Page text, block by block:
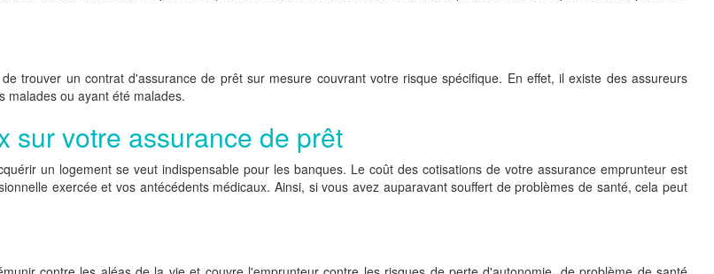
trouver un contrat d'assurance de prêt sur mesure couvrant votre risque spécifique. En effet, il existe des assureurs
malades ou ayant été malades.
sur votre assurance de prêt
un logement se veut indispensable pour les banques. Le coût des cotisations de votre assurance emprunteur est
exercée et vos antécédents médicaux. Ainsi, si vous avez auparavant souffert de problèmes de santé, cela peut